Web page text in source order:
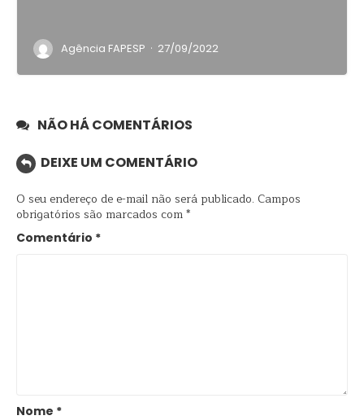
Agência FAPESP · 27/09/2022
NÃO HÁ COMENTÁRIOS
DEIXE UM COMENTÁRIO
O seu endereço de e-mail não será publicado. Campos
obrigatórios são marcados com*
Comentário *
Nome *